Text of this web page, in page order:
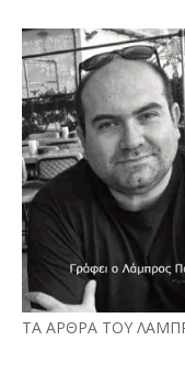
ΤΑ ΑΡΘΡΑ ΤΟΥ